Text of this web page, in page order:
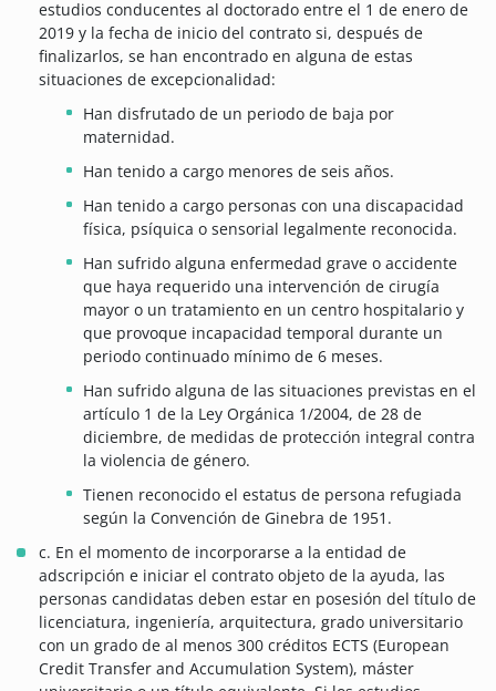
estudios conducentes al doctorado entre el 1 de enero de
2019 y la fecha de inicio del contrato si, después de
finalizarlos, se han encontrado en alguna de estas
situaciones de excepcionalidad:
Han disfrutado de un periodo de baja por
maternidad.
Han tenido a cargo menores de seis años.
Han tenido a cargo personas con una discapacidad
física, psíquica o sensorial legalmente reconocida.
Han sufrido alguna enfermedad grave o accidente
que haya requerido una intervención de cirugía
mayor o un tratamiento en un centro hospitalario y
que provoque incapacidad temporal durante un
periodo continuado mínimo de 6 meses.
Han sufrido alguna de las situaciones previstas en el
artículo 1 de la Ley Orgánica 1/2004, de 28 de
diciembre, de medidas de protección integral contra
la violencia de género.
Tienen reconocido el estatus de persona refugiada
según la Convención de Ginebra de 1951.
c. En el momento de incorporarse a la entidad de
adscripción e iniciar el contrato objeto de la ayuda, las
personas candidatas deben estar en posesión del título de
licenciatura, ingeniería, arquitectura, grado universitario
con un grado de al menos 300 créditos ECTS (European
Credit Transfer and Accumulation System), máster